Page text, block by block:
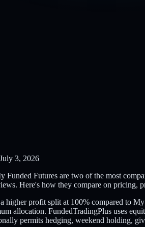
3, 2026
Funded Futures are two of the most
Here's how they compare on pricing,
higher profit split at 100% compared to
allocation. FundedTradingPlus uses
permits hedging, weekend holding,